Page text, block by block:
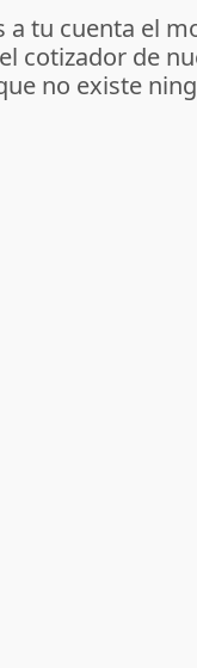
a tu cuenta el
cotizador de
no existe